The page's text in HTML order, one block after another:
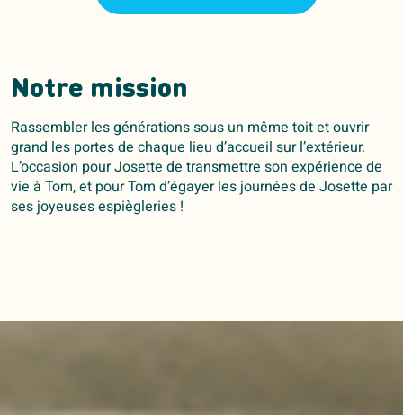
Notre mission
Rassembler les générations sous un même toit et ouvrir
grand les portes de chaque lieu d’accueil sur l’extérieur.
L’occasion pour Josette de transmettre son expérience de
vie à Tom, et pour Tom d’égayer les journées de Josette par
ses joyeuses espiègleries !